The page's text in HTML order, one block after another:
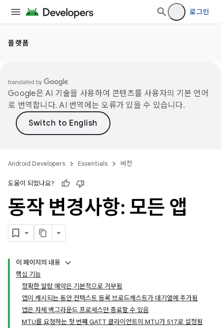
로그인
플랫폼
Google은 AI 기술을 사용하여 콘텐츠를 사용자의 기본 언어
로 번역합니다. AI 번역에는 오류가 있을 수 있습니다.
Android Developers Essentials 버전
도움이 되었나요?
동작 변경사항: 모든 앱
이 페이지의 내용
핵심 기능
정확한 알람 예약은 기본적으로 거부됨
앱이 캐시되는 동안 컨텍스트 등록 브로드캐스트가 대기열에 추가됨
앱은 자체 백그라운드 프로세스만 종료할 수 있음
MTU를 요청하는 첫 번째 GATT 클라이언트의 MTU가 517로 설정됨